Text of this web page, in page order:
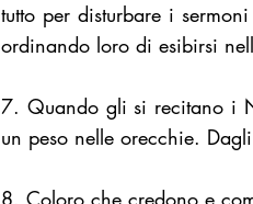
tutto per disturbare i
ordinando loro di esibirsi
7. Quando gli si recitano i
un peso nelle orecchie.
8. Coloro che credono e